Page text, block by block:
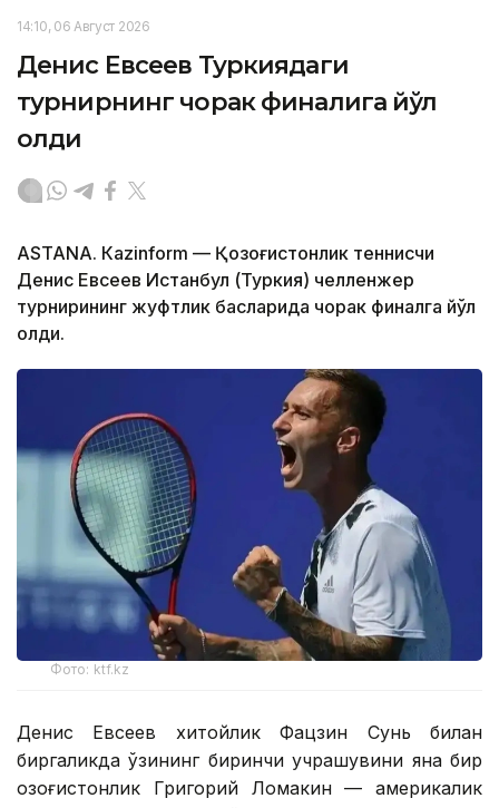
14:10, 06 Август 2026
Денис Евсеев Туркиядаги
турнирнинг чорак финалига йўл
олди
ASTANА. Кazinform — Қозоғистонлик теннисчи
Денис Евсеев Истанбул (Туркия) челленжер
турнирининг жуфтлик баҳсларида чорак финалга йўл
олди.
Фото: ktf.kz
Денис Евсеев хитойлик Фацзин Сунь билан
биргаликда ўзининг биринчи учрашувини яна бир
қозоғистонлик Григорий Ломакин — америкалик